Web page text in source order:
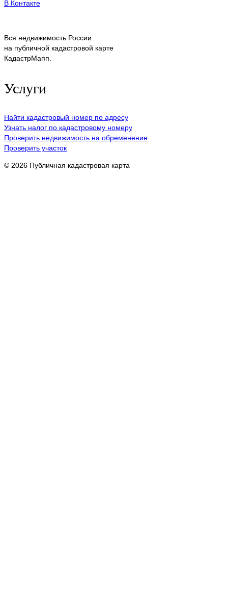
В Контакте
Вся недвижимость России
на публичной кадастровой карте
КадастрМапп.
Услуги
Найти кадастровый номер по адресу
Узнать налог по кадастровому номеру
Проверить недвижимость на обременение
Проверить участок
© 2026 Публичная кадастровая карта